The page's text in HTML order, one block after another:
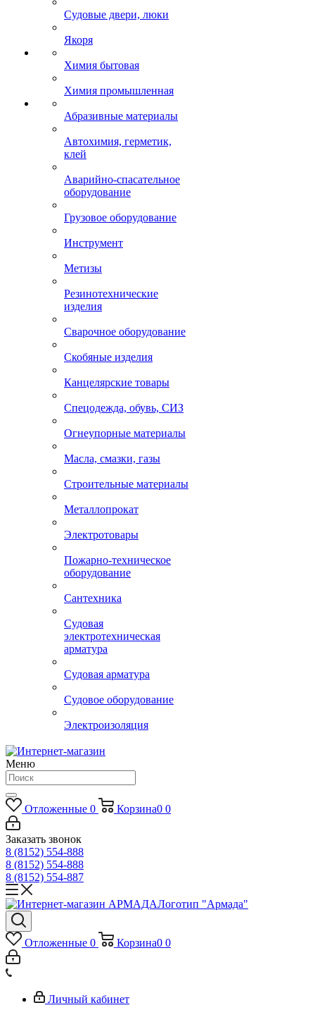
Судовые двери, люки
Якоря
Химия бытовая
Химия промышленная
Абразивные материалы
Автохимия, герметик,
клей
Аварийно-спасательное
оборудование
Грузовое оборудование
Инструмент
Метизы
Резинотехнические
изделия
Сварочное оборудование
Скобяные изделия
Канцелярские товары
Спецодежда, обувь, СИЗ
Огнеупорные материалы
Масла, смазки, газы
Строительные материалы
Металлопрокат
Электротовары
Пожарно-техническое
оборудование
Сантехника
Судовая
электротехническая
арматура
Судовая арматура
Судовое оборудование
Электроизоляция
Меню
Отложенные 0 Корзина0 0
Заказать звонок
8 (8152) 554-888
8 (8152) 554-888
8 (8152) 554-887
Логотип "Армада"
Отложенные 0 Корзина0 0
Личный кабинет